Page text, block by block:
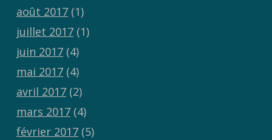
août 2017(1)
juillet 2017(1)
juin 2017(4)
mai 2017(4)
avril 2017(2)
mars 2017(4)
février 2017(5)